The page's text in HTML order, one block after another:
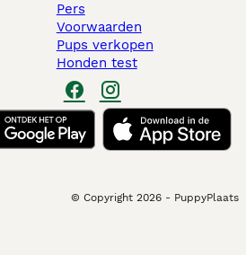
Pers
Voorwaarden
Pups verkopen
Honden test
© Copyright 2026 - PuppyPlaats